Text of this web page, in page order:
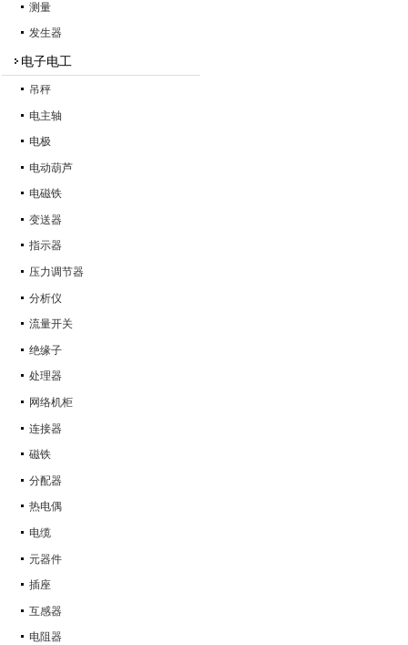
测量
发生器
电子电工
吊秤
电主轴
电极
电动葫芦
电磁铁
变送器
指示器
压力调节器
分析仪
流量开关
绝缘子
处理器
网络机柜
连接器
磁铁
分配器
热电偶
电缆
元器件
插座
互感器
电阻器